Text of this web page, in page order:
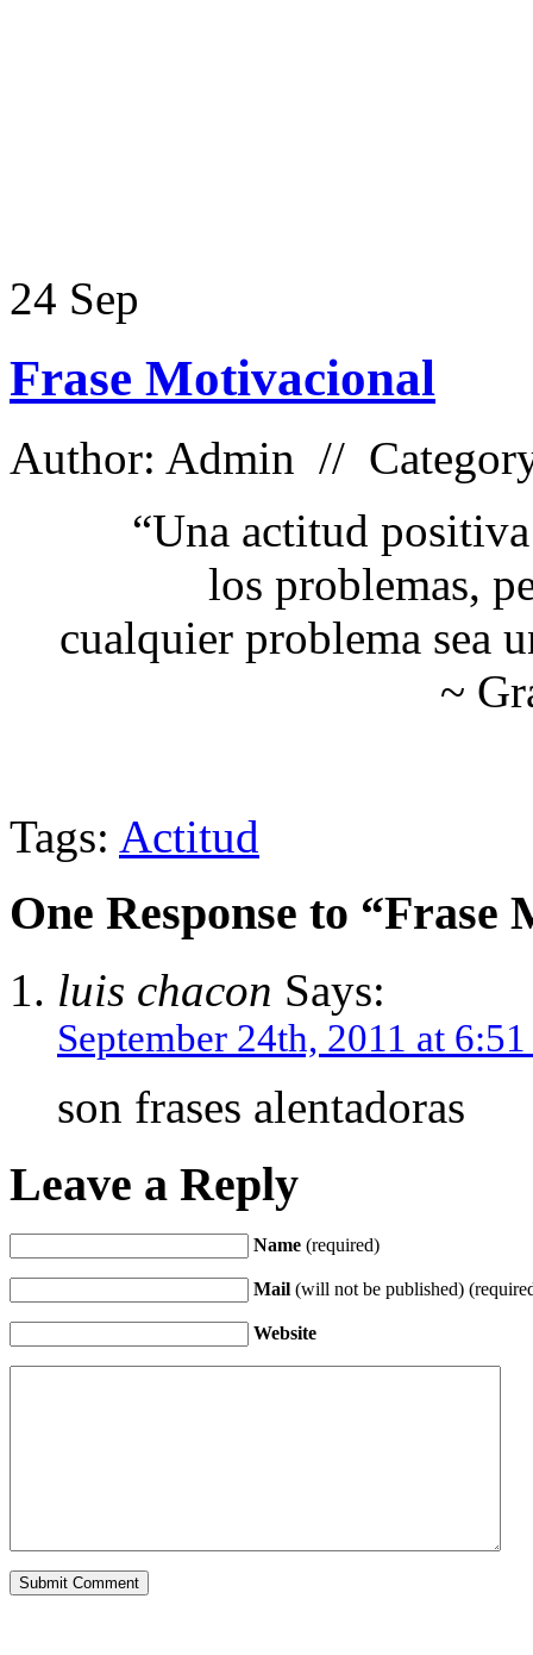
24 Sep
Frase Motivacional
Author: Admin //
“Una actitud
los problemas,
cualquier problema sea
~
Tags: Actitud
One Response to “Frase
luis chacon Says:
September 24th, 2011 at
son frases alentadoras
Leave a Reply
Name (required)
Mail (will not be published)
Website